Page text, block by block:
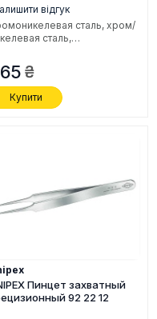
відгук
сталь, хром/
сталь,
мм.
Купити
Пинцет захватный
92 22 12